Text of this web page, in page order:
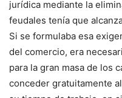
jurídica mediante la
feudales tenía que
Si se formulaba esa
del comercio, era
para la gran masa de los
conceder gratuitamente